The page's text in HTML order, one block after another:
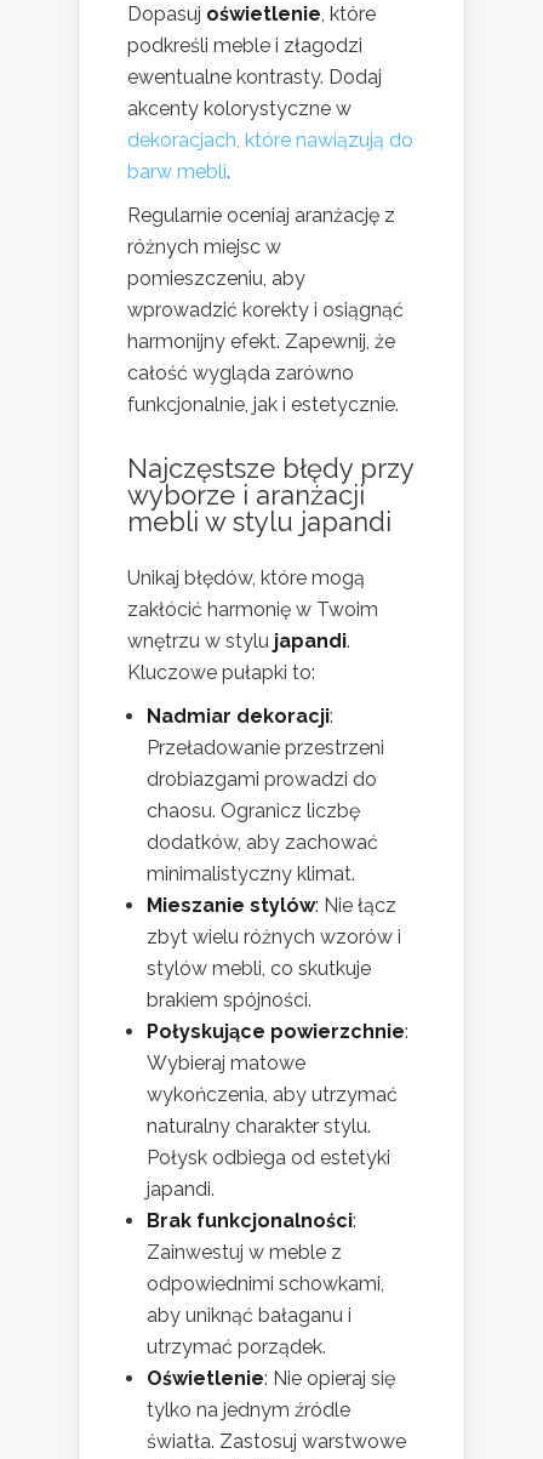
Dopasuj oświetlenie, które
podkreśli meble i złagodzi
ewentualne kontrasty. Dodaj
akcenty kolorystyczne w
dekoracjach, które nawiązują do
barw mebli.
Regularnie oceniaj aranżację z
różnych miejsc w
pomieszczeniu, aby
wprowadzić korekty i osiągnąć
harmonijny efekt. Zapewnij, że
całość wygląda zarówno
funkcjonalnie, jak i estetycznie.
Najczęstsze błędy przy
wyborze i aranżacji
mebli w stylu japandi
Unikaj błędów, które mogą
zakłócić harmonię w Twoim
wnętrzu w stylu japandi.
Kluczowe pułapki to:
Nadmiar dekoracji:
Przeładowanie przestrzeni
drobiazgami prowadzi do
chaosu. Ogranicz liczbę
dodatków, aby zachować
minimalistyczny klimat.
Mieszanie stylów: Nie łącz
zbyt wielu różnych wzorów i
stylów mebli, co skutkuje
brakiem spójności.
Połyskujące powierzchnie:
Wybieraj matowe
wykończenia, aby utrzymać
naturalny charakter stylu.
Połysk odbiega od estetyki
japandi.
Brak funkcjonalności:
Zainwestuj w meble z
odpowiednimi schowkami,
aby uniknąć bałaganu i
utrzymać porządek.
Oświetlenie: Nie opieraj się
tylko na jednym źródle
światła. Zastosuj warstwowe